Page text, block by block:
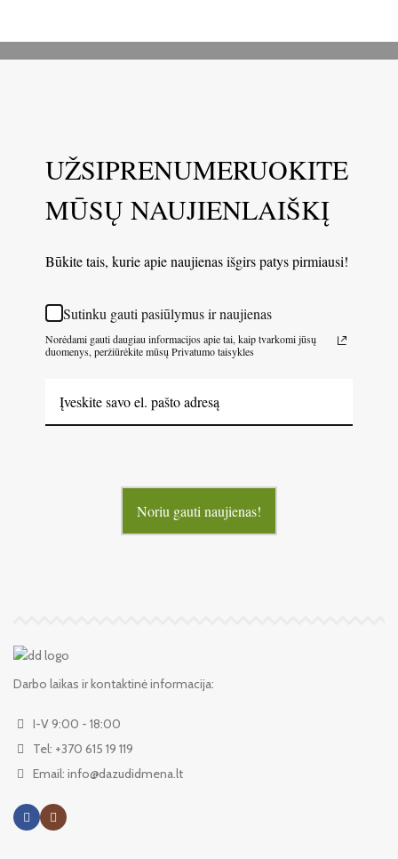
UŽSIPRENUMERUOKITE
MŪSŲ NAUJIENLAIŠKĮ
Būkite tais, kurie apie naujienas išgirs patys pirmiausi!
Sutinku gauti pasiūlymus ir naujienas
Norėdami gauti daugiau informacijos apie tai, kaip tvarkomi jūsų
duomenys, peržiūrėkite mūsų Privatumo taisykles
Noriu gauti naujienas!
Darbo laikas ir kontaktinė informacija:
I-V 9:00 - 18:00
Tel: +370 615 19 119
Email: info@dazudidmena.lt